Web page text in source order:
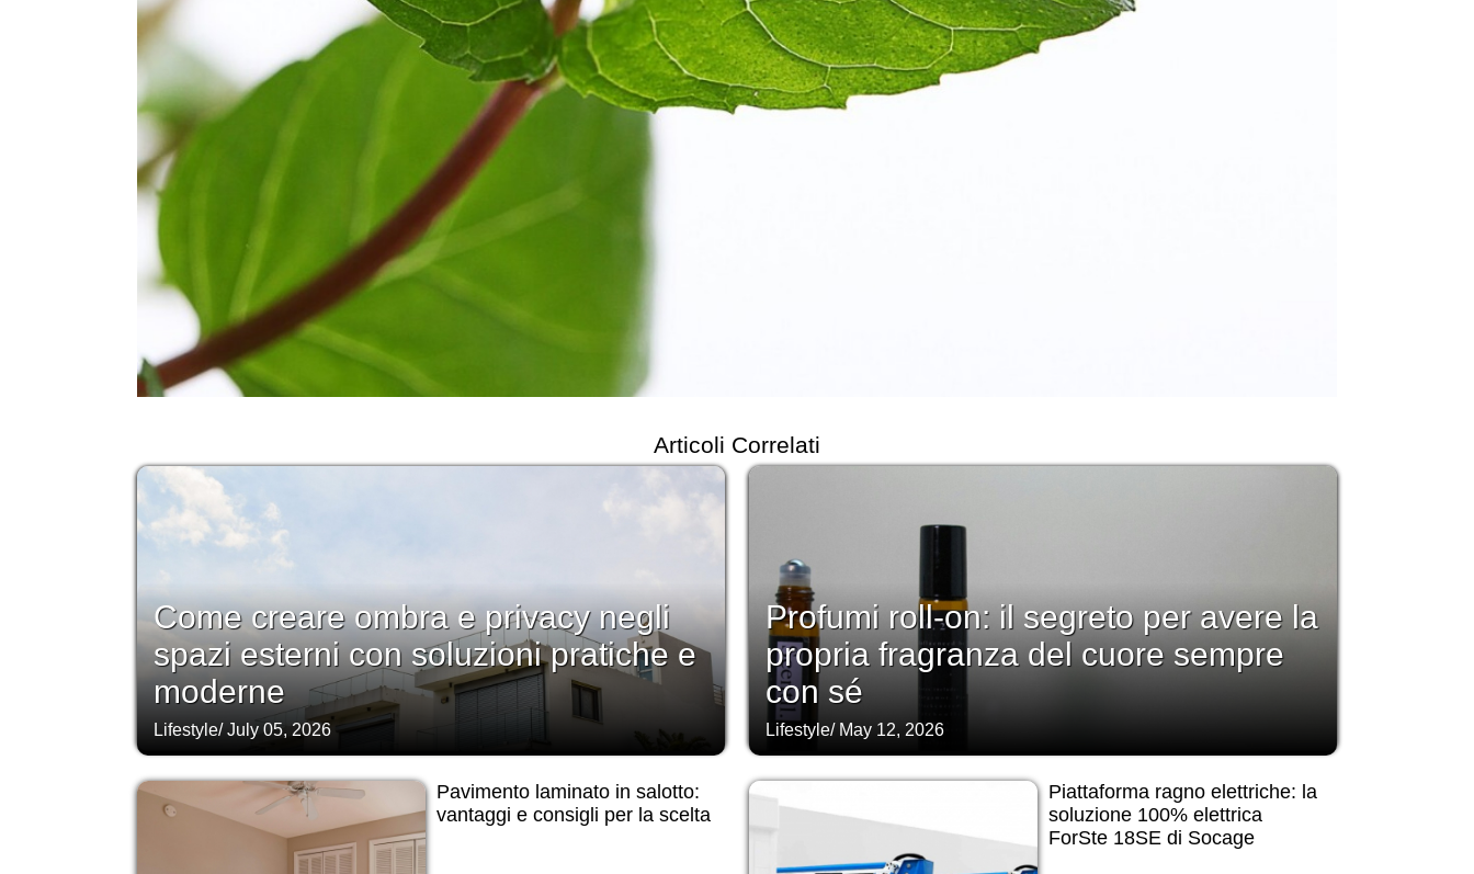
Articoli Correlati
Come creare ombra e privacy negli
spazi esterni con soluzioni pratiche e
moderne
Lifestyle/July 05, 2026
Profumi roll-on: il segreto per avere la
propria fragranza del cuore sempre
con sé
Lifestyle/ May 12, 2026
Pavimento laminato in salotto:
vantaggi e consigli per la scelta
Piattaforma ragno elettriche: la
soluzione 100% elettrica
ForSte 18SE di Socage